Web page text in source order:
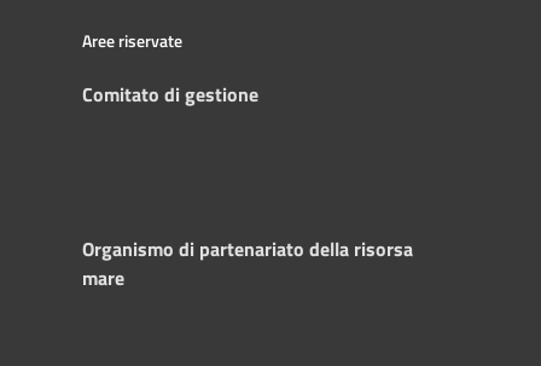
Aree riservate
Comitato di gestione
Organismo di partenariato della risorsa
mare